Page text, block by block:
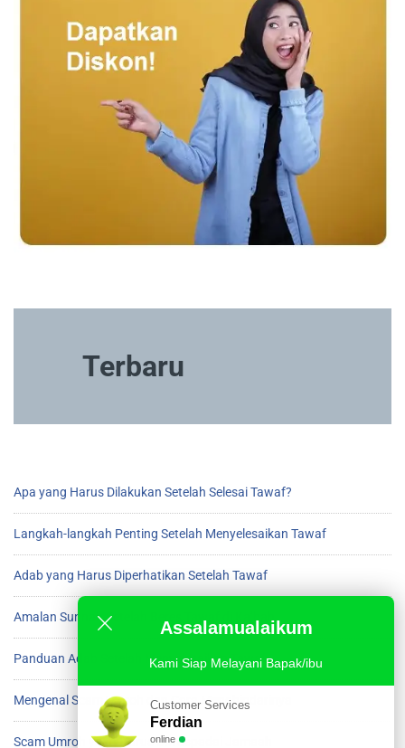
Terbaru
Apa yang Harus Dilakukan Setelah Selesai Tawaf?
Langkah-langkah Penting Setelah Menyelesaikan Tawaf
Adab yang Harus Diperhatikan Setelah Tawaf
Amalan Sunnah Setelah Beres Tawaf di Ka’bah
Panduan Adab Setelah Menyelesaikan Tawaf
Mengenal Scam Umroh dan Cara Menghindarinya
Scam Umroh yang Harus Diwaspadai Jamaah
Assalamualaikum
Kami Siap Melayani Bapak/ibu
Customer Services
Ferdian
online